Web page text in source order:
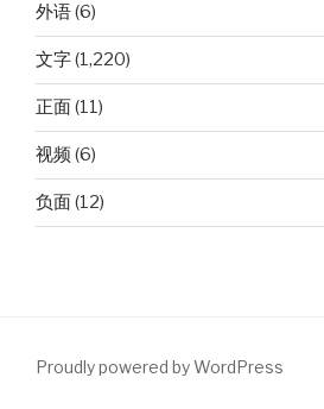
外语(6)
文字(1,220)
正面(11)
视频 (6)
负面(12)
Proudly powered by WordPress